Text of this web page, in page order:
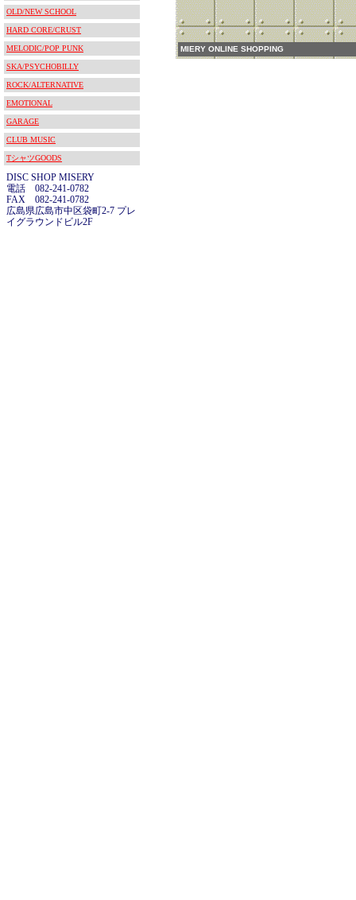
OLD/NEW SCHOOL
HARD CORE/CRUST
MELODIC/POP PUNK
SKA/PSYCHOBILLY
ROCK/ALTERNATIVE
EMOTIONAL
GARAGE
CLUB MUSIC
TシャツGOODS
DISC SHOP MISERY
電話 082-241-0782
FAX 082-241-0782
広島県広島市中区袋町2-7 プレ
イグラウンドビル2F
MIERY ONLINE SHOPPING